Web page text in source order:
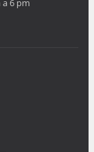
6 pm